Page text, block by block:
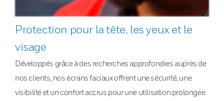
Protection pour la tête, les yeux et le
visage
Développés grâce à des recherches approfondies auprès de
nos clients, nos écrans faciaux offrent une sécurité, une
visibilité et un confort accrus pour une utilisation prolongée.